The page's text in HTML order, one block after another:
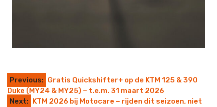
Previous: Gratis Quickshifter+ op de KTM 125 & 390
Duke (MY24 & MY25) – t.e.m. 31 maart 2026
Next: KTM 2026 bij Motocare – rijden dit seizoen, niet